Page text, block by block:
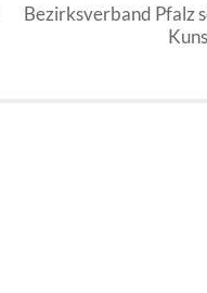
Bezirksverband Pfalz